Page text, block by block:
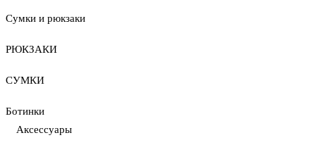
Сумки и рюкзаки
РЮКЗАКИ
СУМКИ
Ботинки
Аксессуары